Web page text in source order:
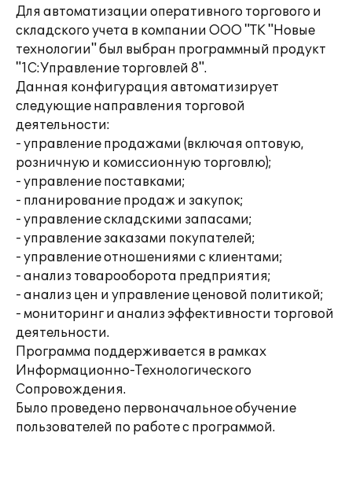
Для автоматизации оперативного торгового и
складского учета в компании ООО "ТК "Новые
технологии" был выбран программный продукт
"1С:Управление торговлей 8".
Данная конфигурация автоматизирует
следующие направления торговой
деятельности:
- управление продажами (включая оптовую,
розничную и комиссионную торговлю);
- управление поставками;
- планирование продаж и закупок;
- управление складскими запасами;
- управление заказами покупателей;
- управление отношениями с клиентами;
- анализ товарооборота предприятия;
- анализ цен и управление ценовой политикой;
- мониторинг и анализ эффективности торговой
деятельности.
Программа поддерживается в рамках
Информационно-Технологического
Сопровождения.
Было проведено первоначальное обучение
пользователей по работе с программой.